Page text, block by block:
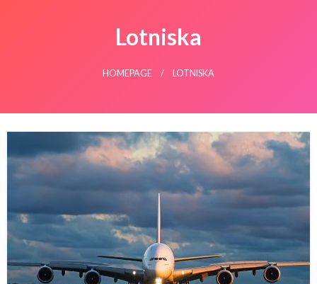
Lotniska
HOMEPAGE LOTNISKA